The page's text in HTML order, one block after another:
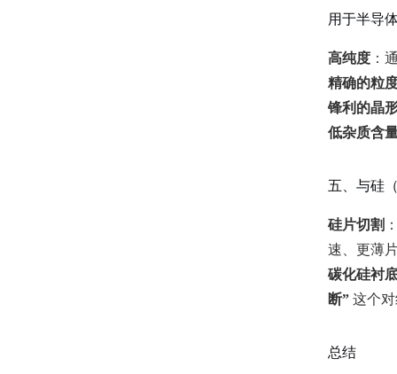
用于半导
高纯度 ：
精确的粒
锋利的晶
低杂质含
五、与硅
硅片切割
速、更薄
碳化硅衬
断” 这个
总结